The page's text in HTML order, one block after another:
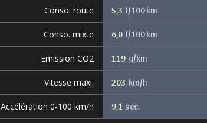
Conso. route 5,3 l/100 km
Conso. mixte 6,0 l/100 km
Emission CO2 119 g/km
Vitesse maxi. 203 km/h
Accélération 0-100 km/h 9,1 sec.